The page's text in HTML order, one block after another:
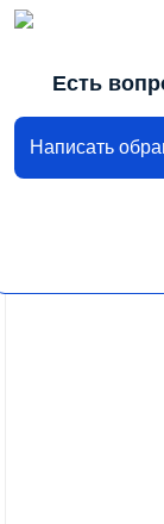
Есть
Написать